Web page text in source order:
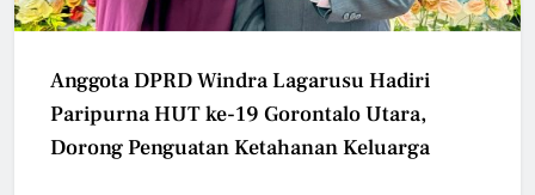
Anggota DPRD Windra Lagarusu Hadiri
Paripurna HUT ke-19 Gorontalo Utara,
Dorong Penguatan Ketahanan Keluarga